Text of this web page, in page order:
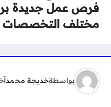
فرص عمل جديدة
مختلف التخصصات
بواسطةخديجة محمد